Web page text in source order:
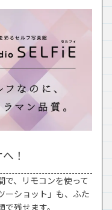
！
で、リモコンを使って
ーショット」も、ふた
残せます。